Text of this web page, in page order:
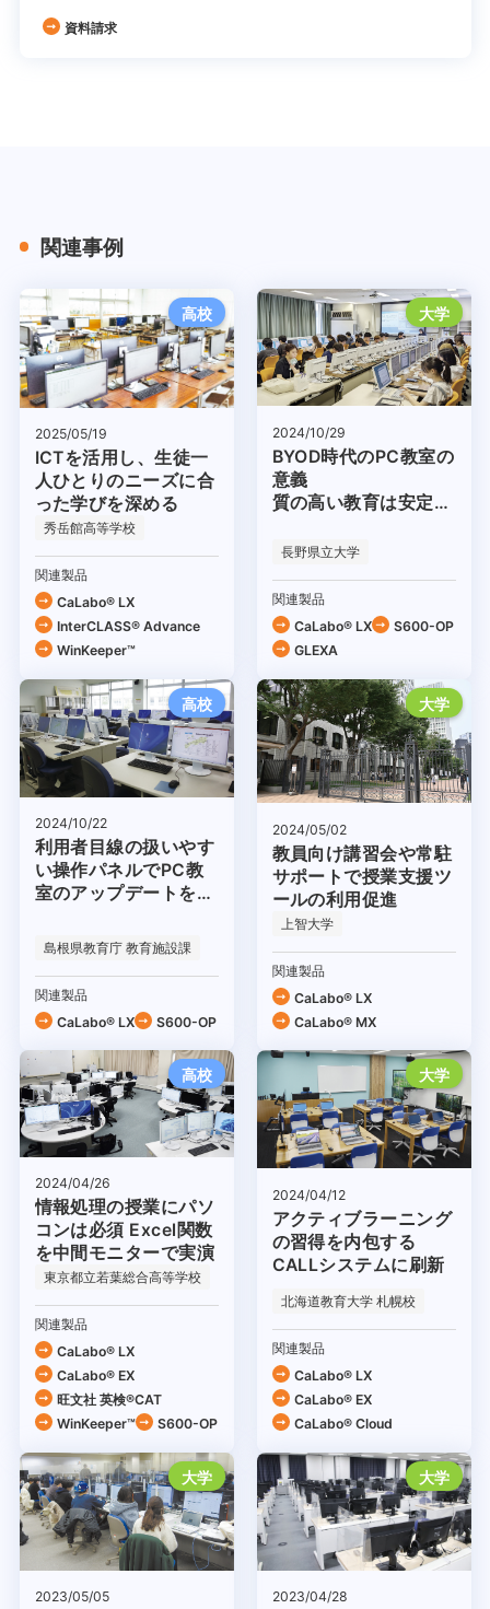
資料請求
関連事例
高校
2025/05/19
ICTを活用し、生徒一
人ひとりのニーズに合
った学びを深める
秀岳館高等学校
関連製品
CaLabo® LX
InterCLASS® Advance
WinKeeper™
大学
2024/10/29
BYOD時代のPC教室の
意義
質の高い教育は安定的
長野県立大学
関連製品
CaLabo® LX
S600-OP
GLEXA
高校
2024/10/22
利用者目線の扱いやす
い操作パネルでPC教
室のアップデートを推
島根県教育庁 教育施設課
関連製品
CaLabo® LX
S600-OP
大学
2024/05/02
教員向け講習会や常駐
サポートで授業支援ツ
ールの利用促進
上智大学
関連製品
CaLabo® LX
CaLabo® MX
高校
2024/04/26
情報処理の授業にパソ
コンは必須 Excel関数
を中間モニターで実演
東京都立若葉総合高等学校
関連製品
CaLabo® LX
CaLabo® EX
旺文社 英検®CAT
WinKeeper™
S600-OP
大学
2024/04/12
アクティブラーニング
の習得を内包する
CALLシステムに刷新
北海道教育大学 札幌校
関連製品
CaLabo® LX
CaLabo® EX
CaLabo®︎ Cloud
大学
2023/05/05
大学
2023/04/28